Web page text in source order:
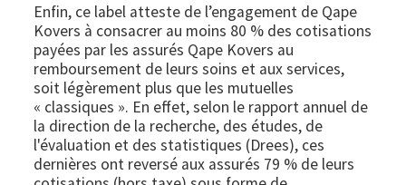
Enfin, ce label atteste de l’engagement de Qape
Kovers à consacrer au moins 80 % des cotisations
payées par les assurés Qape Kovers au
remboursement de leurs soins et aux services,
soit légèrement plus que les mutuelles
« classiques ». En effet, selon le rapport annuel de
la direction de la recherche, des études, de
l'évaluation et des statistiques (Drees), ces
dernières ont reversé aux assurés 79 % de leurs